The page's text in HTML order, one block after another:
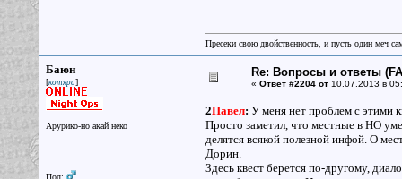
Пресеки свою двойственность, и пусть один меч
Баюн
[котяра]
Арурико-но акай неко
Пол:
Re: Вопросы и ответы
« Ответ #2204 от10.07.2013 в
2Павел: У меня нет проблем с этими
Просто заметил, что местные в НО
делятся всякой полезной инфой. О
Дорин.
Здесь квест берется по-другому,